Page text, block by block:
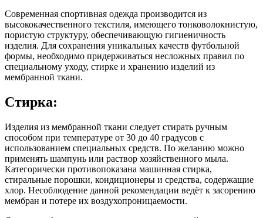
Современная спортивная одежда производится из
высококачественного текстиля, имеющего тонковолокнистую,
пористую структуру, обеспечивающую гигиеничность
изделия. Для сохранения уникальных качеств футбольной
формы, необходимо придерживаться несложных правил по
специальному уходу, стирке и хранению изделий из
мембранной ткани.
Стирка:
Изделия из мембранной ткани следует стирать ручным
способом при температуре от 30 до 40 градусов с
использованием специальных средств. По желанию можно
применять шампунь или раствор хозяйственного мыла.
Категорически противопоказана машинная стирка,
стиральные порошки, кондиционеры и средства, содержащие
хлор. Несоблюдение данной рекомендации ведёт к засорению
мембран и потере их воздухопроницаемости.